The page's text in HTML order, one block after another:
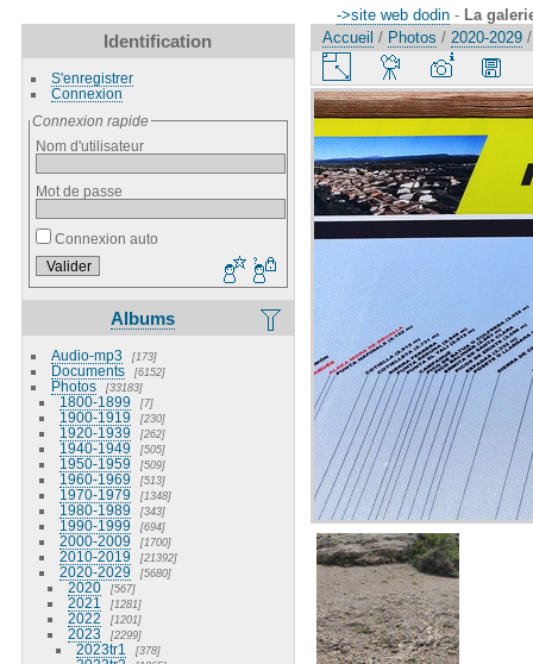
->site web dodin - La
Identification
S'enregistrer
Connexion
Connexion rapide
Nom d'utilisateur
Mot de passe
Connexion auto
Albums
Audio-mp3 173
Documents 6152
Photos 33183
1800-1899 7
1900-1919 230
1920-1939 262
1940-1949 505
1950-1959 509
1960-1969 513
1970-1979 1348
1980-1989 343
1990-1999 694
2000-2009 1700
2010-2019 21392
2020-2029 5680
2020 567
2021 1281
2022 1201
2023 2299
2023tr1 378
Accueil / Photos / 2020-2029